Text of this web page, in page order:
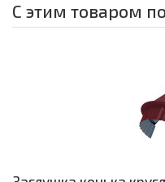
С этим товаром